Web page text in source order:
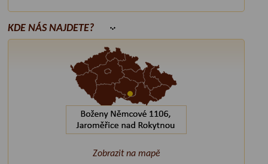
KDE NÁS NAJDETE?
Zobrazit na mapě